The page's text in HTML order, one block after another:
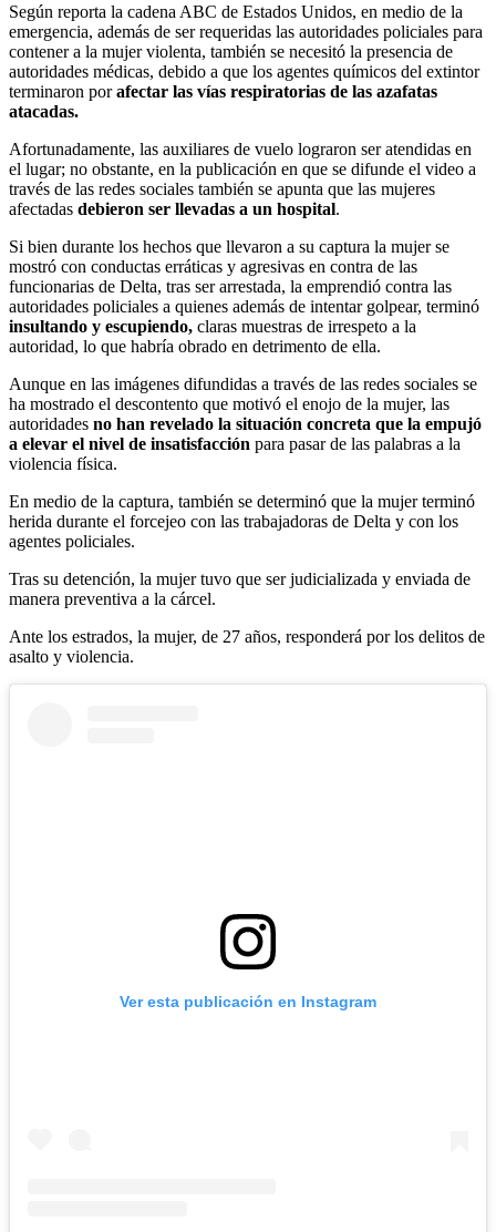
Según reporta la cadena ABC de Estados Unidos, en medio de la
emergencia, además de ser requeridas las autoridades policiales para
contener a la mujer violenta, también se necesitó la presencia de
autoridades médicas, debido a que los agentes químicos del extintor
terminaron porafectar las vías respiratorias de las azafatas
atacadas.
Afortunadamente, las auxiliares de vuelo lograron ser atendidas en
el lugar; no obstante, en la publicación en que se difunde el video a
través de las redes sociales también se apunta que las mujeres
afectadas debieron ser llevadas a un hospital.
Si bien durante los hechos que llevaron a su captura la mujer se
mostró con conductas erráticas y agresivas en contra de las
funcionarias de Delta, tras ser arrestada, la emprendió contra las
autoridades policiales a quienes además de intentar golpear, terminó
insultando y escupiendo, claras muestras de irrespeto a la
autoridad, lo que habría obrado en detrimento de ella.
Aunque en las imágenes difundidas a través de las redes sociales se
ha mostrado el descontento que motivó el enojo de la mujer, las
autoridades no han revelado la situación concreta que la empujó
a elevar el nivel de insatisfacción para pasar de las palabras a la
violencia física.
En medio de la captura, también se determinó que la mujer terminó
herida durante el forcejeo con las trabajadoras de Delta y con los
agentes policiales.
Tras su detención, la mujer tuvo que ser judicializada y enviada de
manera preventiva a la cárcel.
Ante los estrados, la mujer, de 27 años, responderá por los delitos de
asalto y violencia.
Ver esta publicación en Instagram